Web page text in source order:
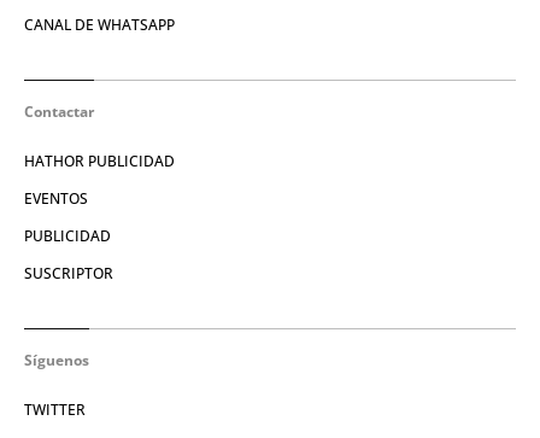
CANAL DE WHATSAPP
Contactar
HATHOR PUBLICIDAD
EVENTOS
PUBLICIDAD
SUSCRIPTOR
Síguenos
TWITTER